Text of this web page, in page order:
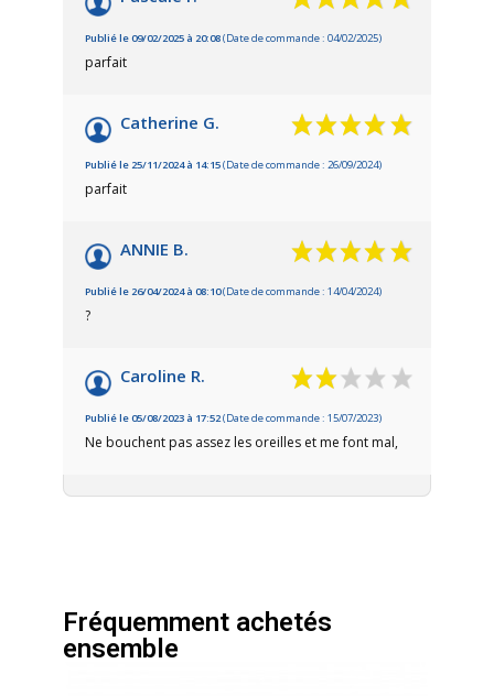
Publié le 09/02/2025 à 20:08(Date de commande : 04/02/2025)
parfait
Catherine G.
Publié le 25/11/2024 à 14:15(Date de commande : 26/09/2024)
parfait
ANNIE B.
Publié le 26/04/2024 à 08:10(Date de commande : 14/04/2024)
?
Caroline R.
Publié le 05/08/2023 à 17:52(Date de commande : 15/07/2023)
Ne bouchent pas assez les oreilles et me font mal,
Fréquemment achetés
ensemble